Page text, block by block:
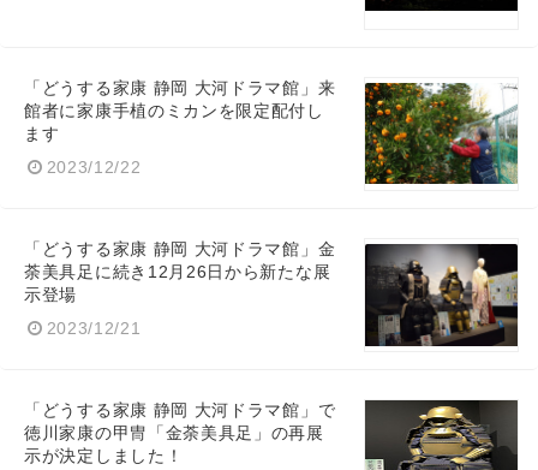
「どうする家康 静岡 大河ドラマ館」来
館者に家康手植のミカンを限定配付し
ます
2023/12/22
「どうする家康 静岡 大河ドラマ館」金
荼美具足に続き12月26日から新たな展
示登場
2023/12/21
「どうする家康 静岡 大河ドラマ館」で
徳川家康の甲冑「金荼美具足」の再展
示が決定しました！